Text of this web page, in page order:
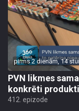
pirms 2 dienām, 14
PVN likmes
konkrēti
412. epizode